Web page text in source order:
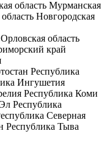
область Мурманская
Новгородская
Орловская область
край
Республика
Ингушетия
Республика Коми
Республика
Северная
Республика Тыва